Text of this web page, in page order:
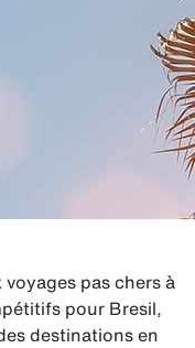
pas chers à
pour Bresil,
destinations en